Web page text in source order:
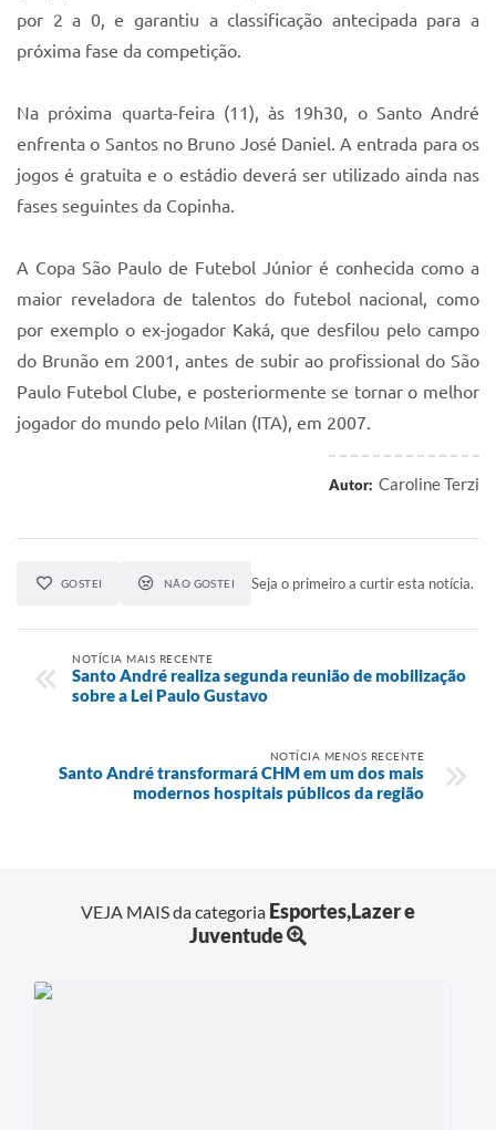
por 2 a 0, e garantiu a classificação antecipada para a
próxima fase da competição.
Na próxima quarta-feira (11), às 19h30, o Santo André
enfrenta o Santos no Bruno José Daniel. A entrada para os
jogos é gratuita e o estádio deverá ser utilizado ainda nas
fases seguintes da Copinha.
A Copa São Paulo de Futebol Júnior é conhecida como a
maior reveladora de talentos do futebol nacional, como
por exemplo o ex-jogador Kaká, que desfilou pelo campo
do Brunão em 2001, antes de subir ao profissional do São
Paulo Futebol Clube, e posteriormente se tornar o melhor
jogador do mundo pelo Milan (ITA), em 2007.
Autor: Caroline Terzi
GOSTEI NÃO GOSTEI Seja o primeiro a curtir esta notícia.
NOTÍCIA MAIS RECENTE
Santo André realiza segunda reunião de mobilização
sobre a Lei Paulo Gustavo
NOTÍCIA MENOS RECENTE
Santo André transformará CHM em um dos mais
modernos hospitais públicos da região
VEJA MAIS da categoria Esportes,Lazer e
Juventude